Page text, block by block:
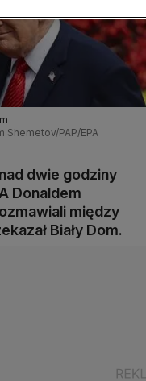
Shemetov/PAP/EPA
dwie godziny
Donaldem
między
Biały Dom.